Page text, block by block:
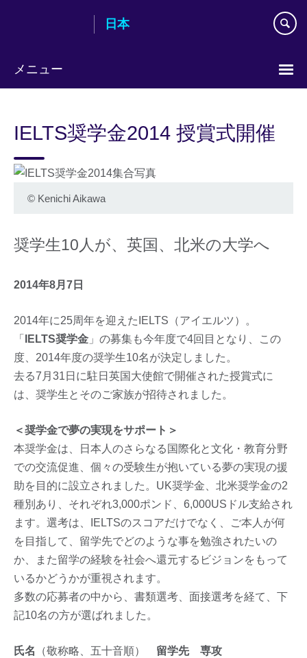
content
日本
メニュー
IELTS奨学金2014 授賞式開催
© Kenichi Aikawa
奨学生10人が、英国、北米の大学へ
2014年8月7日
2014年に25周年を迎えたIELTS（アイエルツ）。
「
IELTS奨学金 」の募集も今年度で4回目となり、この
度、2014年度の奨学生10名が決定しました。
去る7月31日に駐日英国大使館で開催された授賞式に
は、奨学生とそのご家族が招待されました。
＜奨学金で夢の実現をサポート＞
本奨学金は、日本人のさらなる国際化と文化・教育分野
での交流促進、個々の受験生が抱いている夢の実現の援
助を目的に設立されました。UK奨学金、北米奨学金の2
種別あり、それぞれ3,000ポンド、6,000USドル支給され
ます。選考は、IELTSのスコアだけでなく、ご本人が何
を目指して、留学先でどのような事を勉強されたいの
か、また留学の経験を社会へ還元するビジョンをもって
いるかどうかが重視されます。
多数の応募者の中から、書類選考、面接選考を経て、下
記10名の方が選ばれました。
氏名 （敬称略、五十音順） 留学先 専攻